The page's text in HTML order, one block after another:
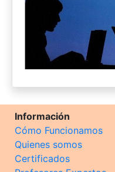
Información
Cómo Funcionamos
Quienes somos
Certificados